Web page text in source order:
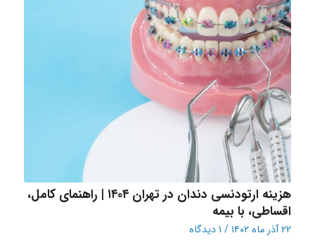
هزینه ارتودنسی دندان در تهران ۱۴۰۴ | راهنمای کامل،
اقساطی، با بیمه
۲۲ آذر ماه ۱۴۰۲ / ۱ دیدگاه